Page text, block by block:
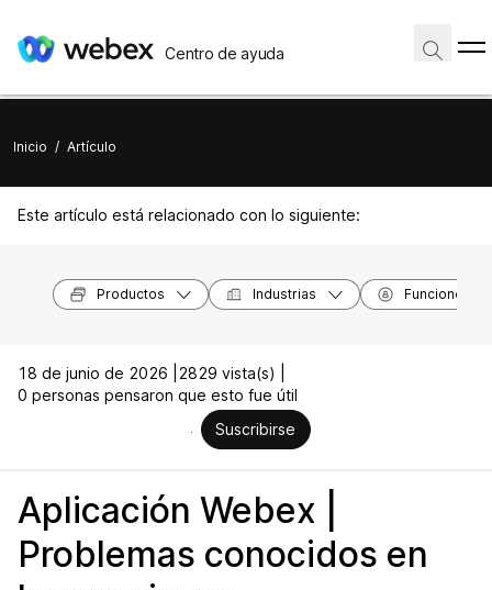
Centro de ayuda
Inicio / Artículo
Este artículo está relacionado con lo siguiente:
Productos Industrias Funciones
18 de junio de 2026 |
2829 vista(s) |
0 personas pensaron que esto fue útil
Suscribirse
Aplicación Webex |
Problemas conocidos en